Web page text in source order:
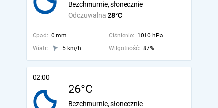
Odczuwalna 28°C
Bezchmurnie, słonecznie
Opad: 0 mm Ciśnienie: 1010 hPa
Wiatr:
5 km/h Wilgotność: 87%
02:00
26°C
Bezchmurnie, słonecznie